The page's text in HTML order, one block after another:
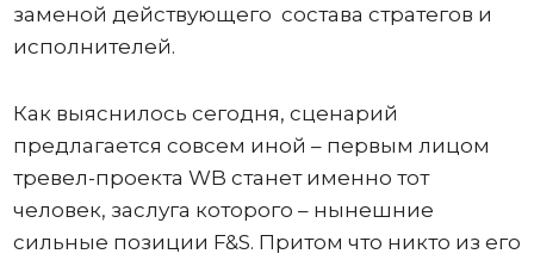
заменой действующего состава стратегов и
исполнителей.
Как выяснилось сегодня, сценарий
предлагается совсем иной – первым лицом
тревел-проекта WB станет именно тот
человек, заслуга которого – нынешние
сильные позиции F&S. Притом что никто из его